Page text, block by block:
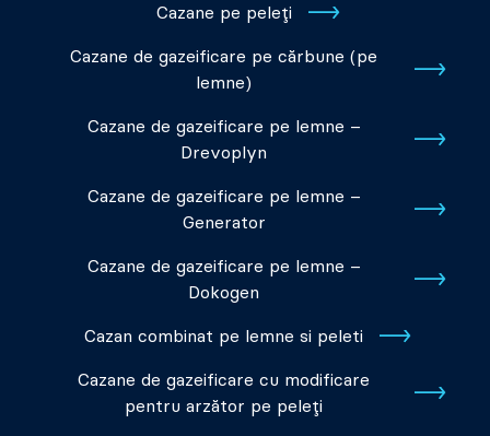
Cazane pe peleți
Cazane de gazeificare pe cărbune (pe
lemne)
Cazane de gazeificare pe lemne –
Drevoplyn
Cazane de gazeificare pe lemne –
Generator
Cazane de gazeificare pe lemne –
Dokogen
Cazan combinat pe lemne si peleti
Cazane de gazeificare cu modificare
pentru arzător pe peleți